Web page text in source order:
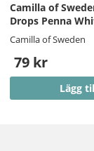
Camilla of
Drops Penna
Camilla of Sweden
79 kr
Lägg